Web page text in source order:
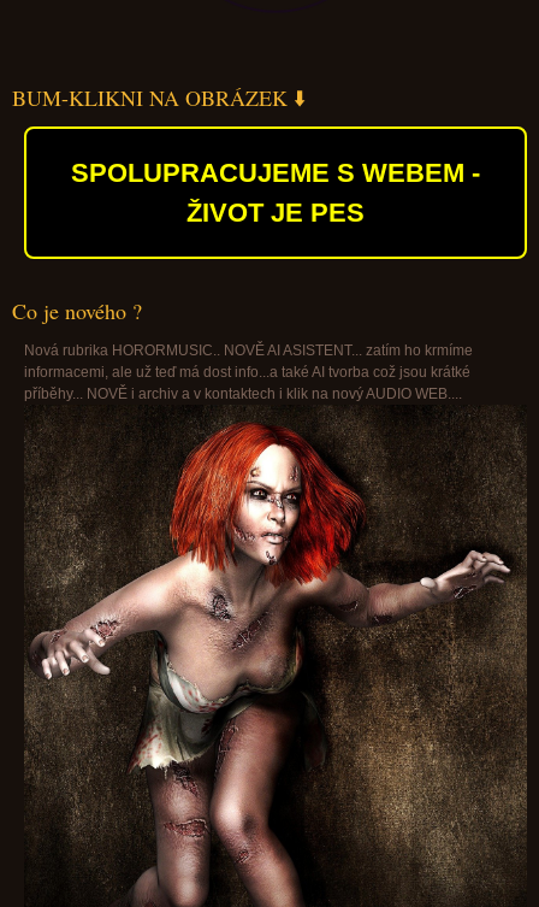
BUM-KLIKNI NA OBRÁZEK ⬇️
SPOLUPRACUJEME S WEBEM -
ŽIVOT JE PES
Co je nového ?
Nová rubrika HORORMUSIC.. NOVĚ AI ASISTENT... zatím ho krmíme
informacemi, ale už teď má dost info...a také AI tvorba což jsou krátké
příběhy... NOVĚ i archiv a v kontaktech i klik na nový AUDIO WEB....